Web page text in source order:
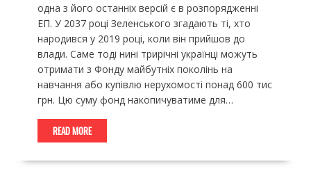
одна з його останніх версій є в розпорядженні
ЕП. У 2037 році Зеленського згадають ті, хто
народився у 2019 році, коли він прийшов до
влади. Саме тоді нині трирічні українці можуть
отримати з Фонду майбутніх поколінь на
навчання або купівлю нерухомості понад 600 тис
грн. Цю суму фонд накопичуватиме для…
READ MORE